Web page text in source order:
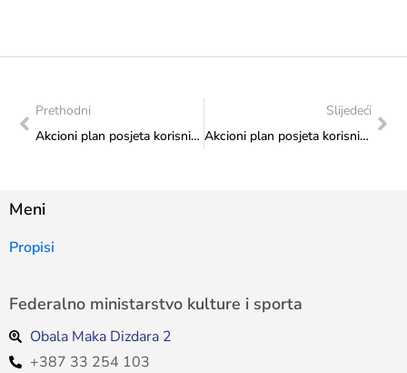
Prethodni
Akcioni plan posjeta korisnicima sredstava Federalnog ministarstva kulture i sporta: Realizovana posjeta Udruženju „Power Gym – Moć teretane“ u Čitluku
Slijedeći
Akcioni plan posjeta korisnicima sredstava Federalnog ministarstva kulture i sporta: Realizovana posjeta „Hrvatskoj mreži domoljuba“ u Livnu
Meni
Propisi
Federalno ministarstvo kulture i sporta
Obala Maka Dizdara 2
+387 33 254 103